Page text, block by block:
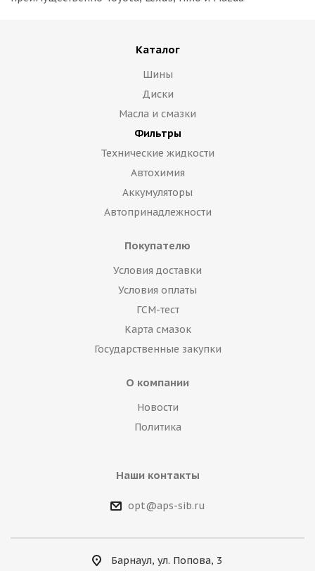
Каталог
Шины
Диски
Масла и смазки
Фильтры
Технические жидкости
Автохимия
Аккумуляторы
Автопринадлежности
Покупателю
Условия доставки
Условия оплаты
ГСМ-тест
Карта смазок
Государственные закупки
О компании
Новости
Политика
Наши контакты
opt@aps-sib.ru
Барнаул, ул. Попова, 3